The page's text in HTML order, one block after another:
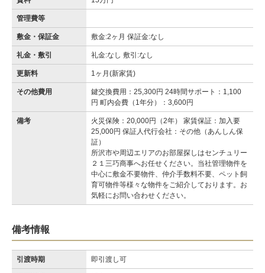
管理費等
敷金・保証金 敷金:2ヶ月 保証金:なし
礼金・敷引 礼金:なし 敷引:なし
更新料 1ヶ月(新家賃)
その他費用
鍵交換費用：25,300円 24時間サポート：1,100
円 町内会費（1年分）：3,600円
備考
火災保険：20,000円（2年） 家賃保証：加入要
25,000円 保証人代行会社：その他（あんしん保
証）
所沢市や周辺エリアのお部屋探しはセンチュリー
２１三巧商事へお任せください。当社管理物件を
中心に敷金不要物件、仲介手数料不要、ペット飼
育可物件等様々な物件をご紹介しております。お
気軽にお問い合わせください。
備考情報
引渡時期 即引渡し可